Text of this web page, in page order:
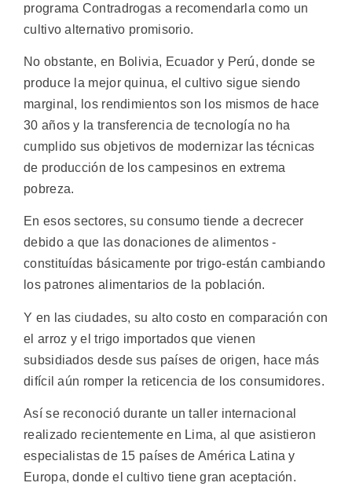
programa Contradrogas a recomendarla como un
cultivo alternativo promisorio.
No obstante, en Bolivia, Ecuador y Perú, donde se
produce la mejor quinua, el cultivo sigue siendo
marginal, los rendimientos son los mismos de hace
30 años y la transferencia de tecnología no ha
cumplido sus objetivos de modernizar las técnicas
de producción de los campesinos en extrema
pobreza.
En esos sectores, su consumo tiende a decrecer
debido a que las donaciones de alimentos -
constituídas básicamente por trigo-están cambiando
los patrones alimentarios de la población.
Y en las ciudades, su alto costo en comparación con
el arroz y el trigo importados que vienen
subsidiados desde sus países de origen, hace más
difícil aún romper la reticencia de los consumidores.
Así se reconoció durante un taller internacional
realizado recientemente en Lima, al que asistieron
especialistas de 15 países de América Latina y
Europa, donde el cultivo tiene gran aceptación.